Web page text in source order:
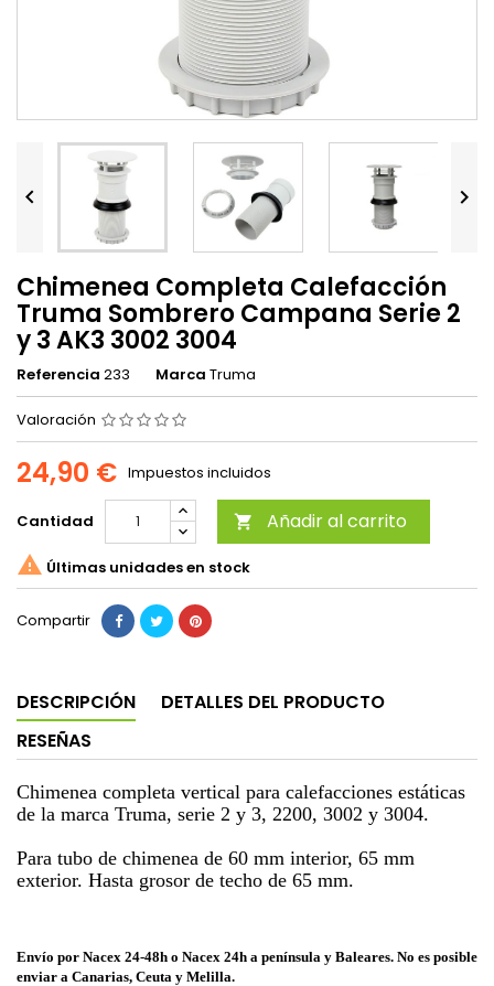
 
Chimenea Completa Calefacción
Truma Sombrero Campana Serie 2
y 3 AK3 3002 3004
Referencia 233 Marca Truma
Valoración
24,90 € Impuestos incluidos
Cantidad  Añadir al carrito
 Últimas unidades en stock
Compartir
DESCRIPCIÓN
DETALLES DEL PRODUCTO
RESEÑAS
Chimenea completa vertical para calefacciones estáticas
de la marca Truma, serie 2 y 3, 2200, 3002 y 3004.
Para tubo de chimenea de 60 mm interior, 65 mm
exterior. Hasta grosor de techo de 65 mm.
Envío por Nacex 24-48h o Nacex 24h a península y Baleares. No es posible
enviar a Canarias, Ceuta y Melilla.